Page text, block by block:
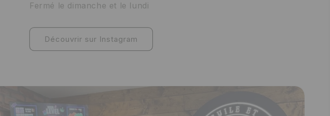
Fermé le dimanche et le lundi
Découvrir sur Instagram